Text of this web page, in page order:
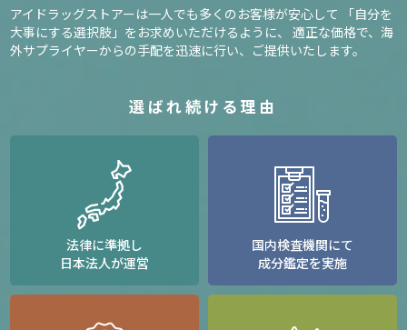
アイドラッグストアーは一人でも多くのお客様が安心して
「自分を
大事にする選択肢」をお求めいただけるように、
適正な価格で、海
外サプライヤーからの手配を迅速に行い、ご提供いたします。
選ばれ続ける理由
法律に準拠し
日本法人が運営
国内検査機関にて
成分鑑定を実施